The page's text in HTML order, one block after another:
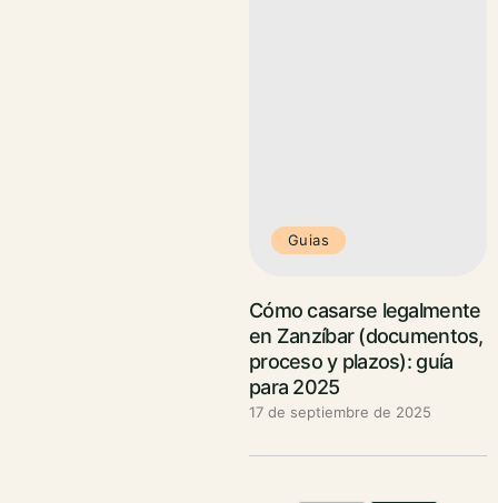
Guias
Cómo casarse legalmente
en Zanzíbar (documentos,
proceso y plazos): guía
para 2025
17 de septiembre de 2025